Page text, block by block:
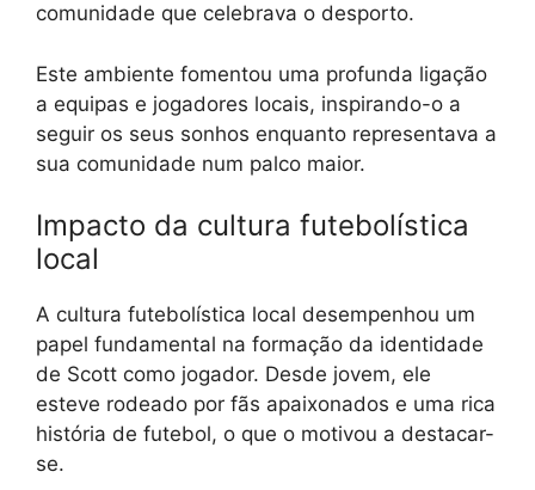
comunidade que celebrava o desporto.
Este ambiente fomentou uma profunda ligação
a equipas e jogadores locais, inspirando-o a
seguir os seus sonhos enquanto representava a
sua comunidade num palco maior.
Impacto da cultura futebolística
local
A cultura futebolística local desempenhou um
papel fundamental na formação da identidade
de Scott como jogador. Desde jovem, ele
esteve rodeado por fãs apaixonados e uma rica
história de futebol, o que o motivou a destacar-
se.